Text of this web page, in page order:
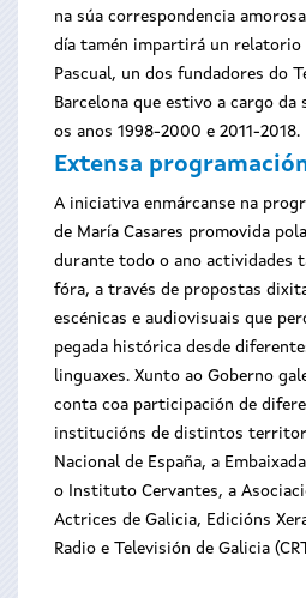
na súa correspondencia
día tamén impartirá un
Pascual, un dos fundadores do
Barcelona que estivo a cargo
os anos 1998-2000 e 2011-2018.
Extensa
A iniciativa enmárcanse na
de María Casares promovida
durante todo o ano actividades
fóra, a través de propostas
escénicas e audiovisuais que
pegada histórica desde
linguaxes. Xunto ao Goberno
conta coa participación de
institucións de distintos
Nacional de España, a
o Instituto Cervantes, a
Actrices de Galicia, Edicións
Radio e Televisión de Galicia